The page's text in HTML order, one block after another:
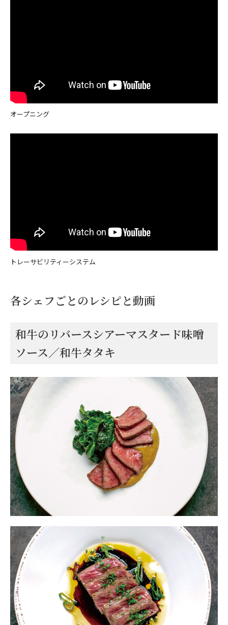
オープニング
トレーサビリティーシステム
各シェフごとのレシピと動画
和牛のリバースシアーマスタード味噌
ソース／和牛タタキ